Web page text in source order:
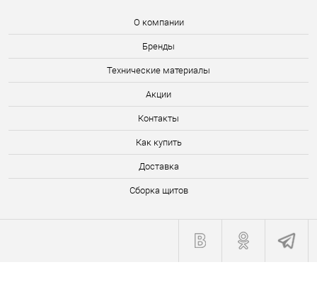
О компании
Бренды
Технические материалы
Акции
Контакты
Как купить
Доставка
Сборка щитов